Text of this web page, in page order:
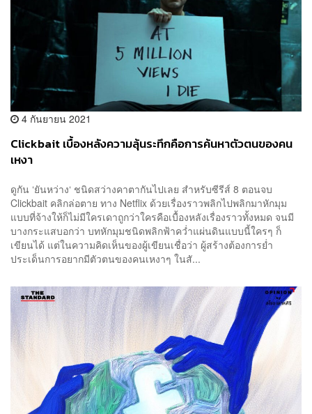
4 กันยายน 2021
Clickbait เบื้องหลังความลุ้นระทึกคือการค้นหาตัวตนของคน
เหงา
ดูกัน ‘ยันหว่าง‘ ชนิดสว่างคาตากันไปเลย สำหรับซีรีส์ 8 ตอนจบ
Clickbait คลิกล่อตาย ทาง Netflix ด้วยเรื่องราวพลิกไปพลิกมาหักมุม
แบบที่จ้างให้ก็ไม่มีใครเดาถูกว่าใครคือเบื้องหลังเรื่องราวทั้งหมด จนมี
บางกระแสบอกว่า บทหักมุมชนิดพลิกฟ้าคว่ำแผ่นดินแบบนี้ใครๆ ก็
เขียนได้ แต่ในความคิดเห็นของผู้เขียนเชื่อว่า ผู้สร้างต้องการย่ำ
ประเด็นการอยากมีตัวตนของคนเหงาๆ ในสั...